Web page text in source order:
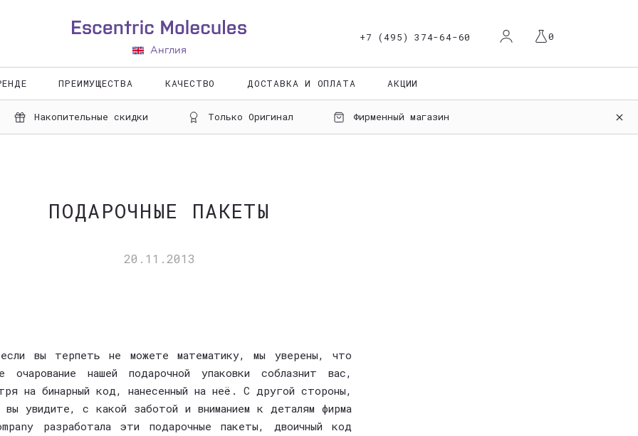
Англия
+7 (495) 374-64-60
ЛИЧНЫЙ КАБИНЕТ
Вход
Регистрация
0
ВАША КОРЗИНА ПУСТА
ПРЕИМУЩЕСТВА КАЧЕСТВО ДОСТАВКА И ОПЛАТА АКЦИИ
Накопительные скидки Только Оригинал Фирменный магазин
ПОДАРОЧНЫЕ ПАКЕТЫ
20.11.2013
вы терпеть не можете математику, мы уверены, что
очарование нашей подарочной упаковки соблазнит вас,
на бинарный код, нанесенный на неё. С другой стороны,
вы увидите, с какой заботой и вниманием к деталям фирма
разработала эти подарочные пакеты, двоичный код